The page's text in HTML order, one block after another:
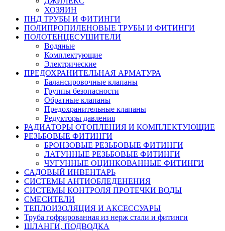
ХОЗЯИН
ПНД ТРУБЫ И ФИТИНГИ
ПОЛИПРОПИЛЕНОВЫЕ ТРУБЫ И ФИТИНГИ
ПОЛОТЕНЦЕСУШИТЕЛИ
Водяные
Комплектующие
Электрические
ПРЕДОХРАНИТЕЛЬНАЯ АРМАТУРА
Балансировочные клапаны
Группы безопасности
Обратные клапаны
Предохранительные клапаны
Редукторы давления
РАДИАТОРЫ ОТОПЛЕНИЯ И КОМПЛЕКТУЮЩИЕ
РЕЗЬБОВЫЕ ФИТИНГИ
БРОНЗОВЫЕ РЕЗЬБОВЫЕ ФИТИНГИ
ЛАТУННЫЕ РЕЗЬБОВЫЕ ФИТИНГИ
ЧУГУННЫЕ ОЦИНКОВАННЫЕ ФИТИНГИ
САДОВЫЙ ИНВЕНТАРЬ
СИСТЕМЫ АНТИОБЛЕДЕНЕНИЯ
СИСТЕМЫ КОНТРОЛЯ ПРОТЕЧКИ ВОДЫ
СМЕСИТЕЛИ
ТЕПЛОИЗОЛЯЦИЯ И АКСЕССУАРЫ
Труба гофрированная из нерж стали и фитинги
ШЛАНГИ, ПОДВОДКА